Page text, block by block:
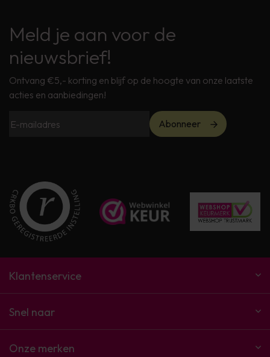
Meld je aan voor de
nieuwsbrief!
Ontvang €5,- korting en blijf op de hoogte van onze laatste
acties en aanbiedingen!
Abonneer
Klantenservice
Snel naar
Onze merken